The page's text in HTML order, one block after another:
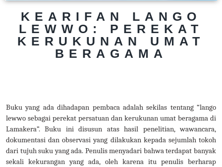
KEARIFAN LANGO
LEWWO: PEREKAT
KERUKUNAN UMAT
BERAGAMA
Buku yang ada dihadapan pembaca adalah sekilas tentang “lango
lewwo sebagai perekat persatuan dan kerukunan umat beragama di
Lamakera”. Buku ini disusun atas hasil penelitian, wawancara,
dokumentasi dan observasi yang dilakukan kepada sejumlah tokoh
dari tujuh suku yang ada. Penulis menyadari bahwa terdapat banyak
sekali kekurangan yang ada, oleh karena itu penulis berharap